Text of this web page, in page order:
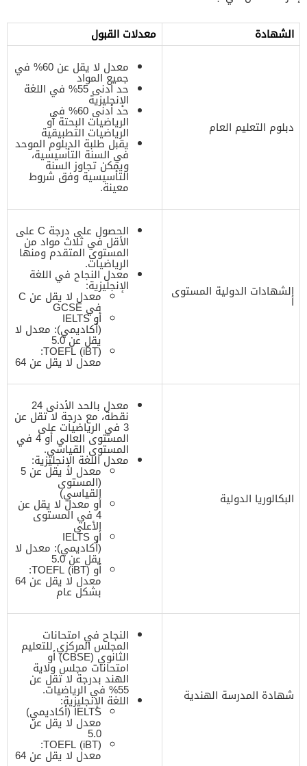
الشهادة
معدلات القبول
دبلوم التعليم العام
معدل لا يقل عن 60% في
جميع المواد
حد أدنى 55% في اللغة
الإنجليزية
حد أدنى 60% في
الرياضيات البحتة أو
الرياضيات التطبيقية
يقبل طلبة الدبلوم الموحد
في السنة التأسيسية،
ويمكن تجاوز السنة
التأسيسية وفق شروط
معينة.
الشهادات الدولية المستوى
أ
الحصول على درجة C على
الأقل في ثلاث مواد من
المستوى المتقدم ومنها
الرياضيات.
معدل النجاح في اللغة
الإنجليزية:
معدل لا يقل عن C
في GCSE
أو IELTS
(أكاديمي): معدل لا
يقل عن 5.0
TOEFL (iBT):
معدل لا يقل عن 64
البكالوريا الدولية
معدل بالحد الأدنى 24
نقطة، مع درجة لا تقل عن
3 في الرياضيات على
المستوى العالي أو 4 في
المستوى القياسي.
معدل اللغة الإنجليزية:
معدل لا يقل عن 5
(المستوى
القياسي)
أو معدل لا يقل عن
4 في المستوى
الأعلى
أو IELTS
(أكاديمي): معدل لا
يقل عن5.0
أو TOEFL (iBT):
معدل لا يقل عن 64
بشكل عام
شهادة المدرسة الهندية
النجاح في امتحانات
المجلس المركزي للتعليم
الثانوي (CBSE) أو
امتحانات مجلس ولاية
الهند بدرجة لا تقل عن
55% في الرياضيات.
اللغة الإنجليزية:
IELTS (أكاديمي)
معدل لا يقل عن
5.0
TOEFL (iBT):
معدل لا يقل عن 64